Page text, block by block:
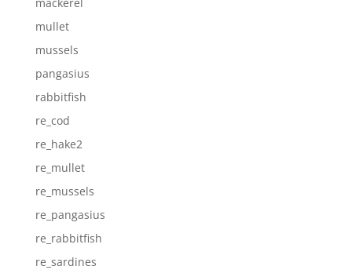
mackerel
mullet
mussels
pangasius
rabbitfish
re_cod
re_hake2
re_mullet
re_mussels
re_pangasius
re_rabbitfish
re_sardines